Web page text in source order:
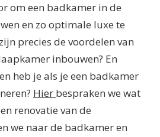
om een badkamer in de
en zo optimale luxe te
precies de voordelen van
inbouwen? En
heb je als je een badkamer
Hier bespraken we wat
renovatie van de
we naar de badkamer en